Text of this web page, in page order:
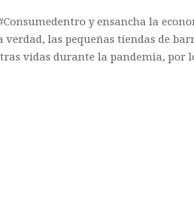
y ensancha la
verdad, las pequeñas tiendas de
vidas durante la pandemia, por